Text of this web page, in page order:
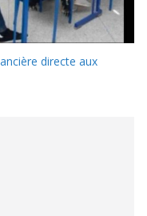
directe aux